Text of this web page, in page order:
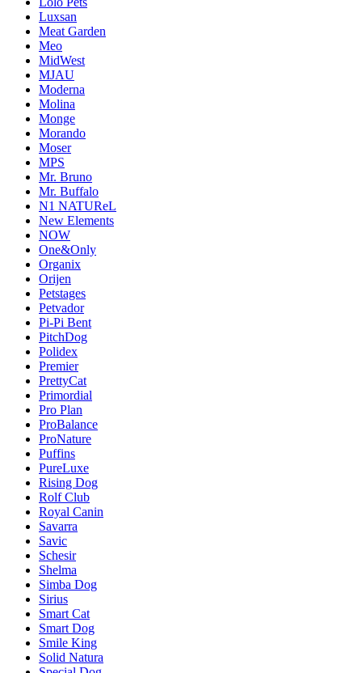
Luxsan
Meat Garden
Meo
MidWest
MJAU
Moderna
Molina
Monge
Morando
Moser
MPS
Mr. Bruno
Mr. Buffalo
N1 NATUReL
New Elements
NOW
One&Only
Organix
Orijen
Petstages
Petvador
Pi-Pi Bent
PitchDog
Polidex
Premier
PrettyCat
Primordial
Pro Plan
ProBalance
ProNature
Puffins
PureLuxe
Rising Dog
Rolf Club
Royal Canin
Savarra
Savic
Schesir
Shelma
Simba Dog
Sirius
Smart Cat
Smart Dog
Smile King
Solid Natura